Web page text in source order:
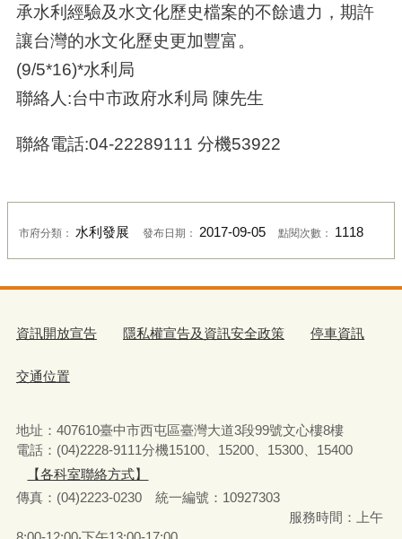
承水利經驗及水文化歷史檔案的不餘遺力，期許
讓台灣的水文化歷史更加豐富。
(9/5*16)*水利局
聯絡人:台中市政府水利局 陳先生
聯絡電話:04-22289111 分機53922
市府分類： 水利發展 發布日期： 2017-09-05 點閱次數： 1118
資訊開放宣告 隱私權宣告及資訊安全政策 停車資訊
交通位置
地址：407610臺中市西屯區臺灣大道3段99號文心樓8樓
電話：(04)2228-9111分機15100、15200、15300、15400
【各科室聯絡方式】
傳真：(04)2223-0230 統一編號 ： 10927303
服務時間：上午